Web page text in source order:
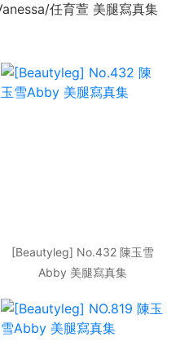
任育萱 美腿寫真集
[Beautyleg] No.432 陳玉雪
Abby 美腿寫真集